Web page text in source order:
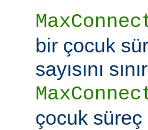
bir çocuk
sayısını
çocuk süreç